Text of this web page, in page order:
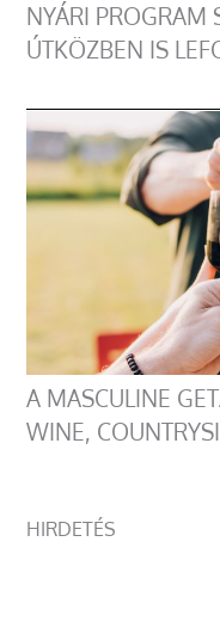
NYÁRI PROGRAM
ÚTKÖZBEN IS
A MASCULINE
WINE,
HIRDETÉS